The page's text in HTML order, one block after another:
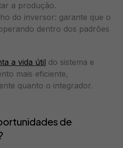
a produção.
do inversor: garante que o
dentro dos padrões
a vida útil do sistema e
mais eficiente,
quanto o integrador.
de